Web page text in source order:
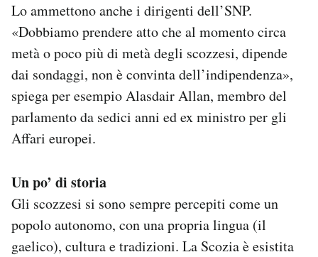
Lo ammettono anche i dirigenti dell’SNP.
«Dobbiamo prendere atto che al momento circa
metà o poco più di metà degli scozzesi, dipende
dai sondaggi, non è convinta dell’indipendenza»,
spiega per esempio Alasdair Allan, membro del
parlamento da sedici anni ed ex ministro per gli
Affari europei.
Un po’ di storia
Gli scozzesi si sono sempre percepiti come un
popolo autonomo, con una propria lingua (il
gaelico), cultura e tradizioni. La Scozia è esistita